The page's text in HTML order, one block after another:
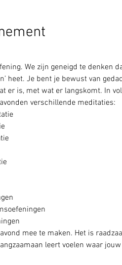
We zijn geneigd te denken
heet. Je bent je bewust van
er is, met wat er langskomt. In
verschillende meditaties:
mee te maken. Het is
leert voelen waar